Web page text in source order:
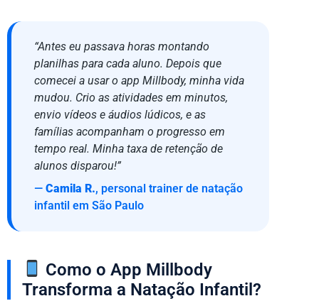
“Antes eu passava horas montando
planilhas para cada aluno. Depois que
comecei a usar o app Millbody, minha vida
mudou. Crio as atividades em minutos,
envio vídeos e áudios lúdicos, e as
famílias acompanham o progresso em
tempo real. Minha taxa de retenção de
alunos disparou!”
— Camila R., personal trainer de natação
infantil em São Paulo
Como o App Millbody
Transforma a Natação Infantil?